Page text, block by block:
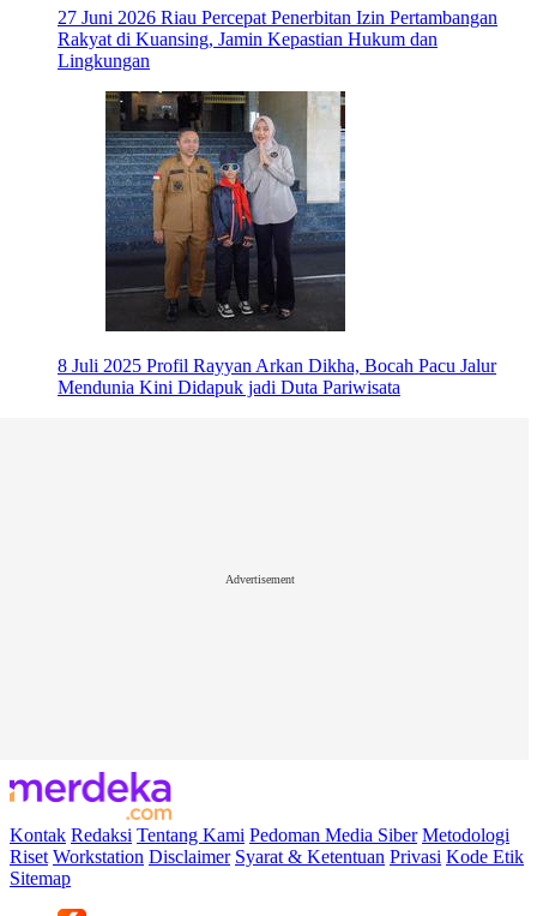
27 Juni 2026 Riau Percepat Penerbitan Izin Pertambangan
Rakyat di Kuansing, Jamin Kepastian Hukum dan
Lingkungan
8 Juli 2025 Profil Rayyan Arkan Dikha, Bocah Pacu Jalur
Mendunia Kini Didapuk jadi Duta Pariwisata
Advertisement
Kontak Redaksi Tentang Kami Pedoman Media Siber Metodologi
Riset Workstation Disclaimer Syarat & Ketentuan Privasi Kode Etik
Sitemap